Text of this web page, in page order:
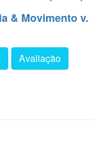
& Movimento v.
Avaliação